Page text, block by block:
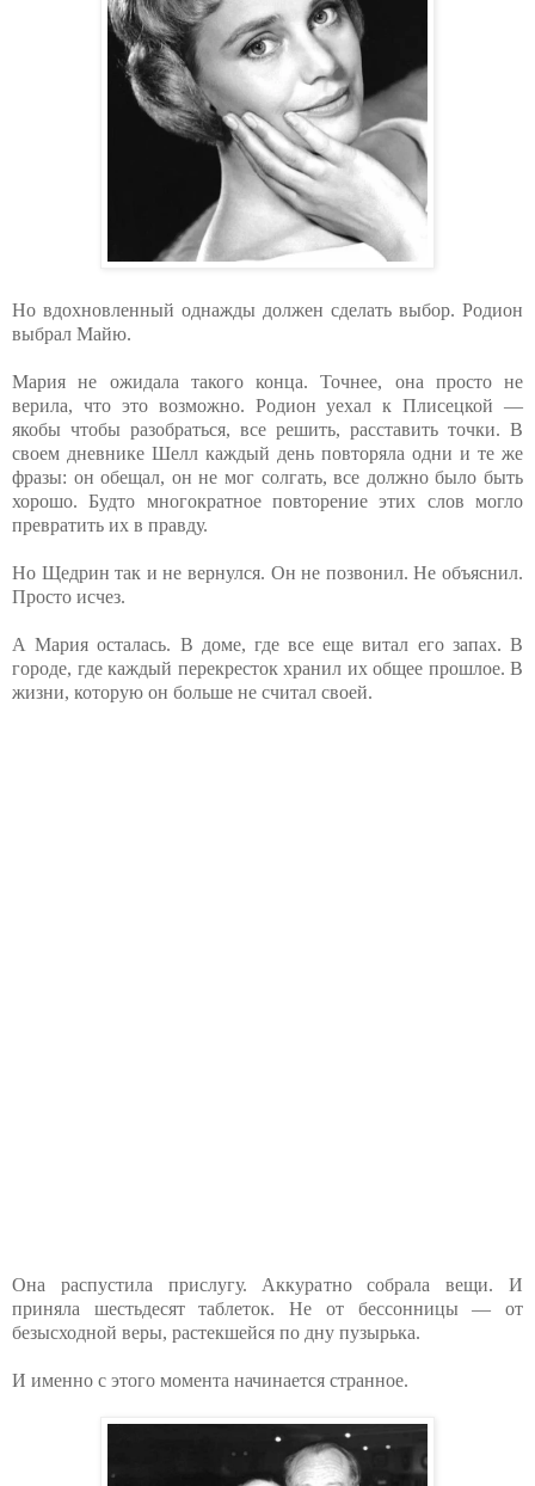
Но вдохновленный однажды должен сделать выбор. Родион
выбрал Майю.
Мария не ожидала такого конца. Точнее, она просто не
верила, что это возможно. Родион уехал к Плисецкой —
якобы чтобы разобраться, все решить, расставить точки. В
своем дневнике Шелл каждый день повторяла одни и те же
фразы: он обещал, он не мог солгать, все должно было быть
хорошо. Будто многократное повторение этих слов могло
превратить их в правду.
Но Щедрин так и не вернулся. Он не позвонил. Не объяснил.
Просто исчез.
А Мария осталась. В доме, где все еще витал его запах. В
городе, где каждый перекресток хранил их общее прошлое. В
жизни, которую он больше не считал своей.
Она распустила прислугу. Аккуратно собрала вещи. И
приняла шестьдесят таблеток. Не от бессонницы — от
безысходной веры, растекшейся по дну пузырька.
И именно с этого момента начинается странное.